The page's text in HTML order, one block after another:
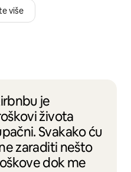
više
je
života
Svakako ću
zaraditi nešto
dok me